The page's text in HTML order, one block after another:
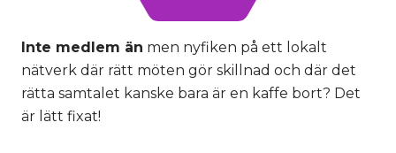
Inte medlem än men nyfiken på ett lokalt
nätverk där rätt möten gör skillnad och där det
rätta samtalet kanske bara är en kaffe bort? Det
är lätt fixat!